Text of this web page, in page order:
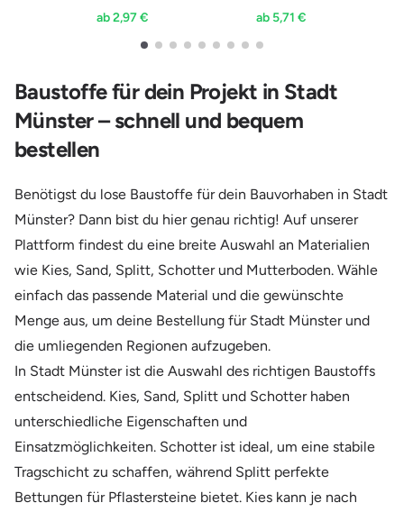
ab 2,97 € ab 5,71 €
Baustoffe für dein Projekt in Stadt
Münster – schnell und bequem
bestellen
Benötigst du lose Baustoffe für dein Bauvorhaben in Stadt
Münster? Dann bist du hier genau richtig! Auf unserer
Plattform findest du eine breite Auswahl an Materialien
wie Kies, Sand, Splitt, Schotter und Mutterboden. Wähle
einfach das passende Material und die gewünschte
Menge aus, um deine Bestellung für Stadt Münster und
die umliegenden Regionen aufzugeben.
In Stadt Münster ist die Auswahl des richtigen Baustoffs
entscheidend. Kies, Sand, Splitt und Schotter haben
unterschiedliche Eigenschaften und
Einsatzmöglichkeiten. Schotter ist ideal, um eine stabile
Tragschicht zu schaffen, während Splitt perfekte
Bettungen für Pflastersteine bietet. Kies kann je nach